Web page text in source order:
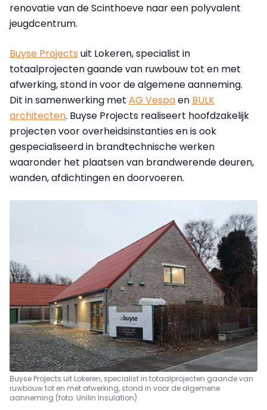
renovatie van de Scinthoeve naar een polyvalent
jeugdcentrum.
Buyse Projects uit Lokeren, specialist in
totaalprojecten gaande van ruwbouw tot en met
afwerking, stond in voor de algemene aanneming.
Dit in samenwerking met AG Vespaen BULK
architecten. Buyse Projects realiseert hoofdzakelijk
projecten voor overheidsinstanties en is ook
gespecialiseerd in brandtechnische werken
waaronder het plaatsen van brandwerende deuren,
wanden, afdichtingen en doorvoeren.
Buyse Projects uit Lokeren, specialist in totaalprojecten gaande van
ruwbouw tot en met afwerking, stond in voor de algemene
aanneming (foto: Unilin Insulation)